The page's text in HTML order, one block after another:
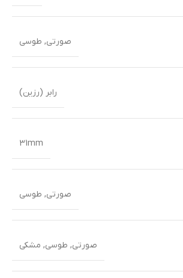
صورتی, طوسی
رابر (رزین)
31mm
صورتی, طوسی
صورتی, طوسی, مشکی